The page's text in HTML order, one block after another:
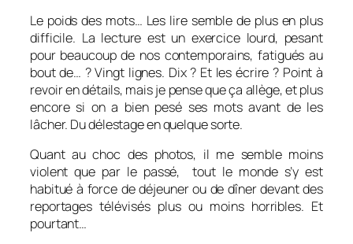
Le poids des mots… Les lire semble de plus en plus
difficile. La lecture est un exercice lourd, pesant
pour beaucoup de nos contemporains, fatigués au
bout de… ? Vingt lignes. Dix ? Et les écrire ? Point à
revoir en détails, mais je pense que ça allège, et plus
encore si on a bien pesé ses mots avant de les
lâcher. Du délestage en quelque sorte.
Quant au choc des photos, il me semble moins
violent que par le passé, tout le monde s’y est
habitué à force de déjeuner ou de dîner devant des
reportages télévisés plus ou moins horribles. Et
pourtant…